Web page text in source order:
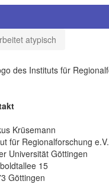
atypisch
Krüsemann
für Regionalforschung e.V.
Universität Göttingen
15
Göttingen